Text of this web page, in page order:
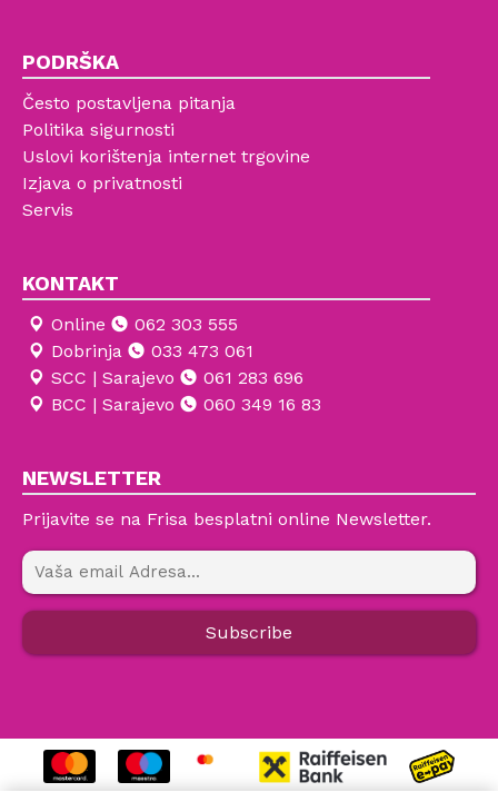
PODRŠKA
Često postavljena pitanja
Politika sigurnosti
Uslovi korištenja internet trgovine
Izjava o privatnosti
Servis
KONTAKT
Online
062 303 555
Dobrinja
033 473 061
SCC | Sarajevo
061 283 696
BCC | Sarajevo
060 349 16 83
NEWSLETTER
Prijavite se na Frisa besplatni online Newsletter.